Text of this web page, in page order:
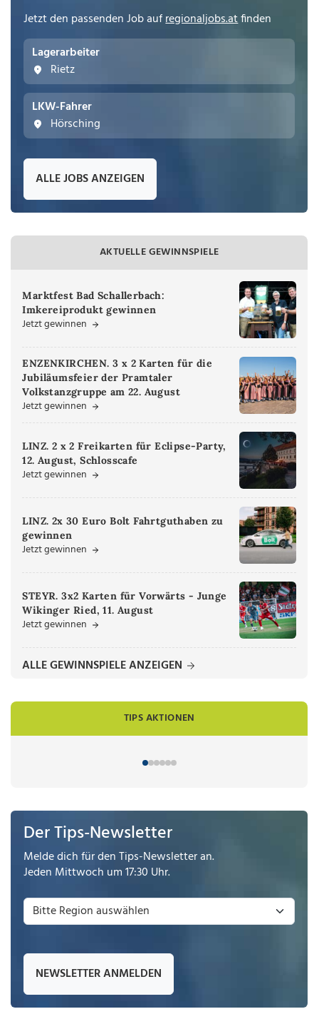
Jetzt den passenden Job aufregionaljobs.atfinden
Lagerarbeiter
Rietz
LKW-Fahrer
Hörsching
ALLE JOBS ANZEIGEN
AKTUELLE GEWINNSPIELE
Marktfest Bad Schallerbach:
Imkereiprodukt gewinnen
Jetzt gewinnen
ENZENKIRCHEN. 3 x 2 Karten für die
Jubiläumsfeier der Pramtaler
Volkstanzgruppe am 22. August
Jetzt gewinnen
LINZ. 2 x 2 Freikarten für Eclipse-Party,
12. August, Schlosscafe
Jetzt gewinnen
LINZ. 2x 30 Euro Bolt Fahrtguthaben zu
gewinnen
Jetzt gewinnen
STEYR. 3x2 Karten für Vorwärts - Junge
Wikinger Ried, 11. August
Jetzt gewinnen
ALLE GEWINNSPIELE ANZEIGEN
TIPS AKTIONEN
Der Tips-Newsletter
Melde dich für den Tips-Newsletter an.
Jeden Mittwoch um 17:30 Uhr.
NEWSLETTER ANMELDEN